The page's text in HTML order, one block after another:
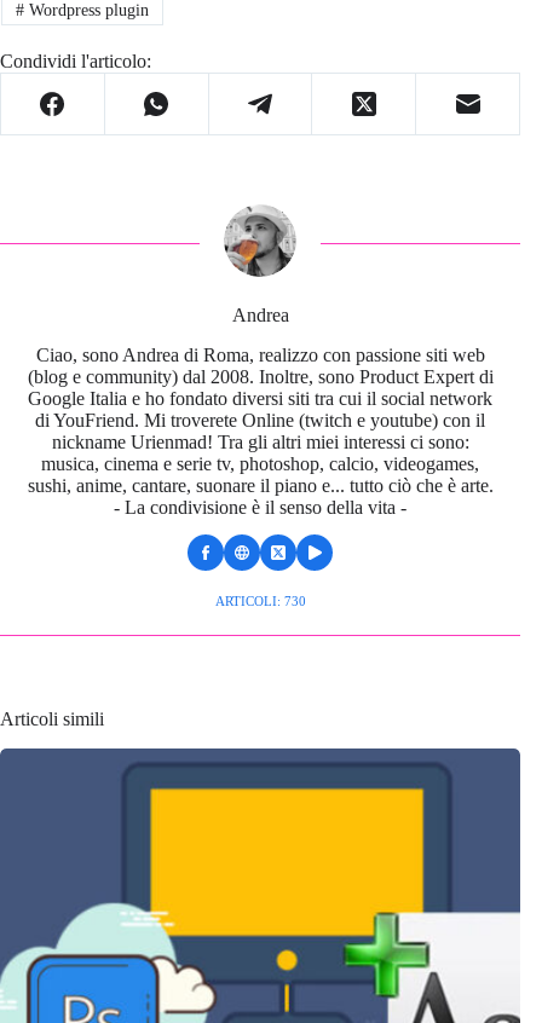
#Wordpress plugin
Condividi l'articolo:
Andrea
Ciao, sono Andrea di Roma, realizzo con passione siti web
(blog e community) dal 2008. Inoltre, sono Product Expert di
Google Italia e ho fondato diversi siti tra cui il social network
di YouFriend. Mi troverete Online (twitch e youtube) con il
nickname Urienmad! Tra gli altri miei interessi ci sono:
musica, cinema e serie tv, photoshop, calcio, videogames,
sushi, anime, cantare, suonare il piano e... tutto ciò che è arte.
- La condivisione è il senso della vita -
ARTICOLI: 730
Articoli simili